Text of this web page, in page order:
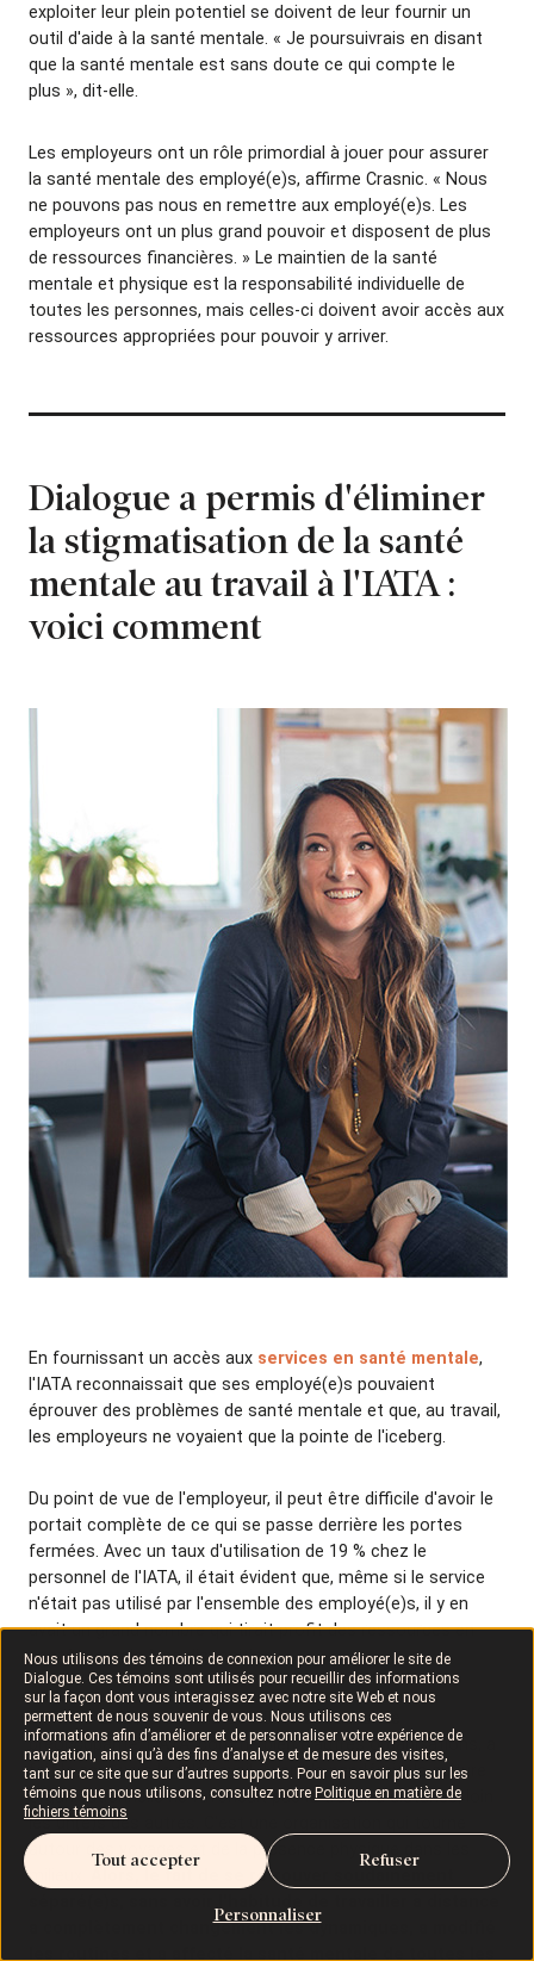
Nous utilisons des témoins de connexion pour améliorer le site de
Dialogue. Ces témoins sont utilisés pour recueillir des informations
sur la façon dont vous interagissez avec notre site Web et nous
permettent de nous souvenir de vous. Nous utilisons ces
informations afin d’améliorer et de personnaliser votre expérience de
navigation, ainsi qu’à des fins d’analyse et de mesure des visites,
tant sur ce site que sur d’autres supports. Pour en savoir plus sur les
témoins que nous utilisons, consultez notre Politique en matière de
fichiers témoins
Personnaliser
Tout accepter Refuser
exploiter leur plein potentiel se doivent de leur fournir un
outil d'aide à la santé mentale. « Je poursuivrais en disant
que la santé mentale est sans doute ce qui compte le
plus », dit-elle.
Les employeurs ont un rôle primordial à jouer pour assurer
la santé mentale des employé(e)s, affirme Crasnic. « Nous
ne pouvons pas nous en remettre aux employé(e)s. Les
employeurs ont un plus grand pouvoir et disposent de plus
de ressources financières. » Le maintien de la santé
mentale et physique est la responsabilité individuelle de
toutes les personnes, mais celles-ci doivent avoir accès aux
ressources appropriées pour pouvoir y arriver.
Dialogue a permis d'éliminer
la stigmatisation de la santé
mentale au travail à l'IATA :
voici comment
En fournissant un accès aux services en santé mentale,
l'IATA reconnaissait que ses employé(e)s pouvaient
éprouver des problèmes de santé mentale et que, au travail,
les employeurs ne voyaient que la pointe de l'iceberg.
Du point de vue de l'employeur, il peut être difficile d'avoir le
portait complète de ce qui se passe derrière les portes
fermées. Avec un taux d'utilisation de 19 % chez le
personnel de l'IATA, il était évident que, même si le service
n'était pas utilisé par l'ensemble des employé(e)s, il y en
avait un grand nombre qui tirait profit des ressources en
santé mentale à sa disposition.
En mars 2020, lorsque la COVID-19 est devenue
préoccupante, l'IATA, comme bien d'autres organisations, a
fait le saut vers le télétravail. Avant la pandémie, la culture
organisationnelle ne favorisait pas le travail à distance, loin
les un(e)s des autres. C'est une organisation qui tourne
autour des voyages et de la présence physique dans les
milieux.
Alors, le fait de se retrouver soudainement
a complètement changement les dynamiques, a modifié